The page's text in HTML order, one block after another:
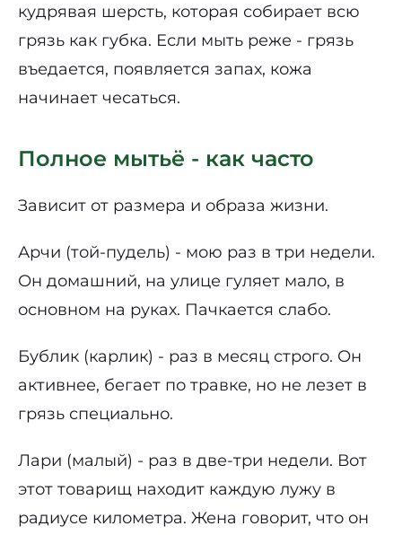
кудрявая шерсть, которая собирает всю
грязь как губка. Если мыть реже - грязь
въедается, появляется запах, кожа
начинает чесаться.
Полное мытьё - как часто
Зависит от размера и образа жизни.
Арчи (той-пудель) - мою раз в три недели.
Он домашний, на улице гуляет мало, в
основном на руках. Пачкается слабо.
Бублик (карлик) - раз в месяц строго. Он
активнее, бегает по травке, но не лезет в
грязь специально.
Лари (малый) - раз в две-три недели. Вот
этот товарищ находит каждую лужу в
радиусе километра. Жена говорит, что он